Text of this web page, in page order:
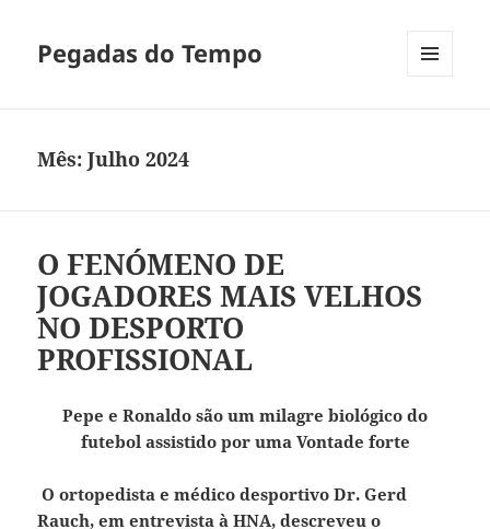
Pegadas do Tempo
Mês:Julho 2024
O FENÓMENO DE
JOGADORES MAIS VELHOS
NO DESPORTO
PROFISSIONAL
Pepe e Ronaldo são um milagre biológico do
futebol assistido por uma Vontade forte
O ortopedista e médico desportivo Dr. Gerd
Rauch, em entrevista à HNA, descreveu o